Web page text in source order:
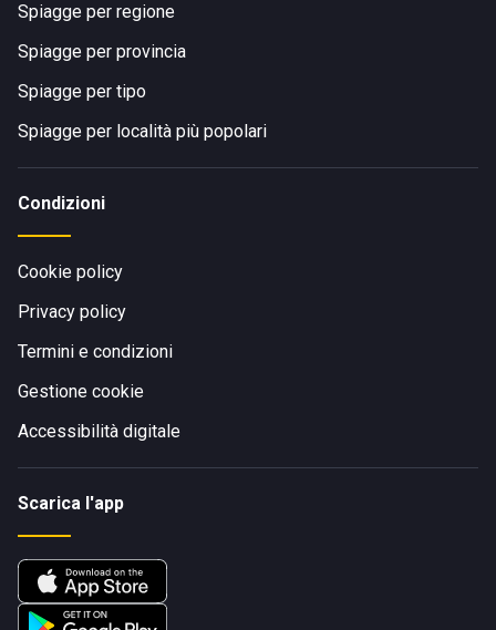
Spiagge per regione
Spiagge per provincia
Spiagge per tipo
Spiagge per località più popolari
Condizioni
Cookie policy
Privacy policy
Termini e condizioni
Gestione cookie
Accessibilità digitale
Scarica l'app